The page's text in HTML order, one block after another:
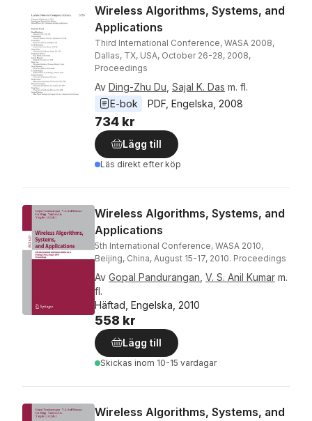
Wireless Algorithms, Systems, and
Applications
Third International Conference, WASA 2008,
Dallas, TX, USA, October 26-28, 2008,
Proceedings
Av Ding-Zhu Du Sajal K. Das m. fl.
E-bok
PDF Engelska 2008
734 kr
Lägg till
Läs direkt efter köp
Wireless Algorithms, Systems, and
Applications
5th International Conference, WASA 2010,
Beijing, China, August 15-17, 2010. Proceedings
Av Gopal Pandurangan V. S. Anil Kumar m.
fl.
Häftad, Engelska, 2010
558 kr
Lägg till
Skickas inom 10-15 vardagar
Wireless Algorithms, Systems, and